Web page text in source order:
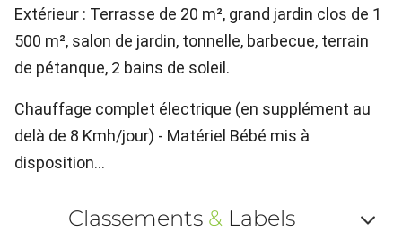
Extérieur : Terrasse de 20 m², grand jardin clos de 1
500 m², salon de jardin, tonnelle, barbecue, terrain
de pétanque, 2 bains de soleil.
Chauffage complet électrique (en supplément au
delà de 8 Kmh/jour) - Matériel Bébé mis à
disposition...
Classements &Labels